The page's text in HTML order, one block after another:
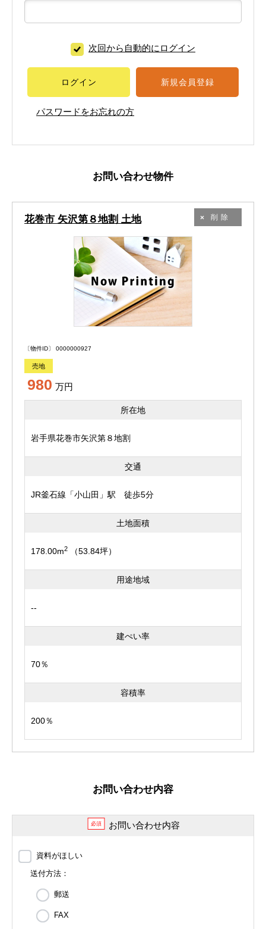
次回から自動的にログイン
ログイン 新規会員登録
パスワードをお忘れの方
お問い合わせ物件
花巻市 矢沢第８地割 土地 削除
〔物件ID〕 0000000927
売地
980 万円
所在地
岩手県花巻市矢沢第８地割
交通
JR釜石線「小山田」駅 徒歩5分
土地面積
178.00m2 （53.84坪）
用途地域
--
建ぺい率
70％
容積率
200％
お問い合わせ内容
必須 お問い合わせ内容
資料がほしい
送付方法：
郵送
FAX